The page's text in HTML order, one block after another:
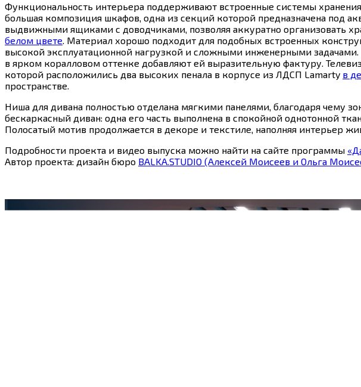
Функциональность интерьера поддерживают встроенные системы
большая композиция шкафов, одна из секций которой предназначена под
выдвижными ящиками с доводчиками, позволяя аккуратно организовать
белом цвете. Материал хорошо подходит для подобных встроенных
высокой эксплуатационной нагрузкой и сложными инженерными
в ярком коралловом оттенке добавляют ей выразительную фактуру.
которой расположились два высоких пенала в корпусе из ЛДСП Lamarty в
пространстве.
Ниша для дивана полностью отделана мягкими панелями, благодаря чему
бескаркасный диван: одна его часть выполнена в спокойной однотонной
Полосатый мотив продолжается в декоре и текстиле, наполняя интерьер
Подробности проекта и видео выпуска можно найти на сайте программы
Автор проекта: дизайн бюро BALKA.STUDIO (Алексей Моисеев и Ольга